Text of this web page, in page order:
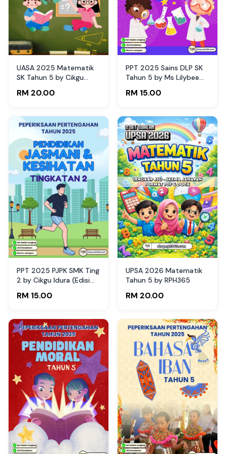
UASA 2025 Matematik
SK Tahun 5 by Cikgu
RM 20.00
PPT 2025 Sains DLP SK
Tahun 5 by Ms Lilybee
RM 15.00
PPT 2025 PJPK SMK Ting
2 by Cikgu Idura (Edisi
RM 15.00
UPSA 2026 Matematik
Tahun 5 by RPH365
RM 20.00